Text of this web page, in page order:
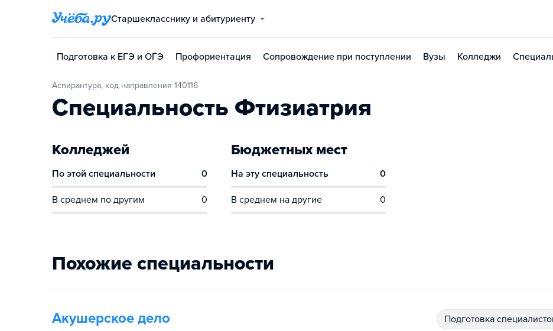
Старшекласснику и абитуриенту
Подготовка к ЕГЭ и ОГЭ Профориентация Сопровождение при поступлении Вузы Колледжи
Аспирантура, код направления 140116
Специальность Фтизиатрия
Колледжей
По этой специальности 0
В среднем по другим 0
Бюджетных мест
На эту специальность 0
В среднем на другие 0
Похожие специальности
Акушерское дело подготовка